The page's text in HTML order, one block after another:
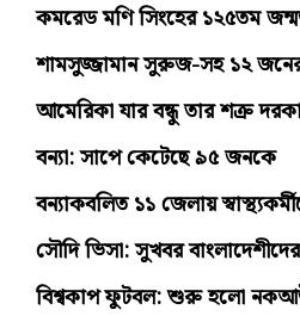
কমরেড মণি সিংহের ১২৫তম
শামসুজ্জামান সুরুজ-সহ ১২ জনের
আমেরিকা যার বন্ধু তার শত্রু
বন্যা: সাপে কেটেছে ৯৫ জনকে
বন্যাকবলিত ১১ জেলায়
সৌদি ভিসা: সুখবর
বিশ্বকাপ ফুটবল: শুরু হলো